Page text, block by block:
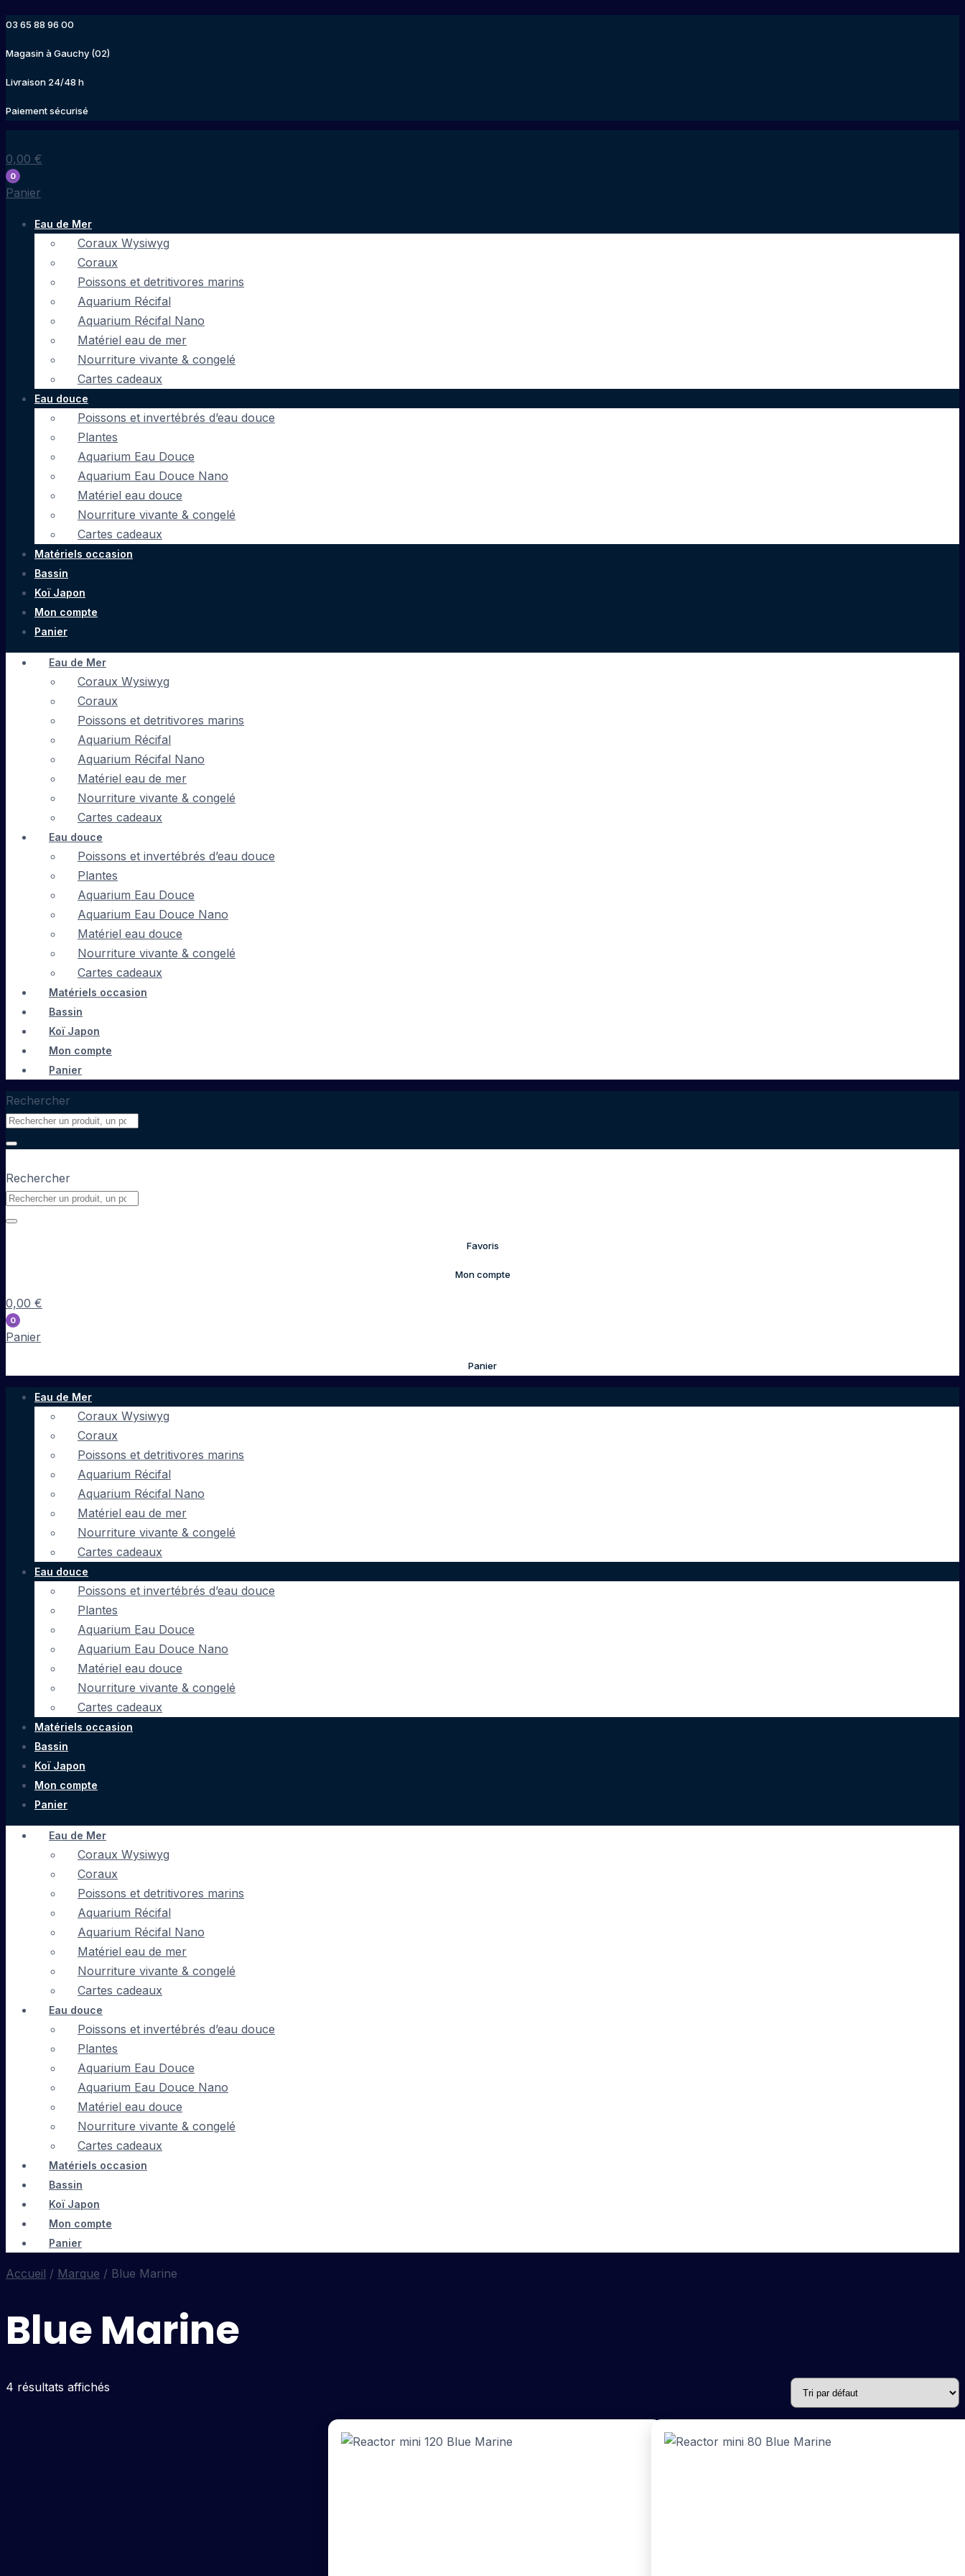
contenu
03 65 88 96 00
Magasin à Gauchy (02)
Livraison 24/48 h
Paiement sécurisé
0,00 €
0
Panier
Eau de Mer
Coraux Wysiwyg
Coraux
Poissons et detritivores marins
Aquarium Récifal
Aquarium Récifal Nano
Matériel eau de mer
Nourriture vivante & congelé
Cartes cadeaux
Eau douce
Poissons et invertébrés d’eau douce
Plantes
Aquarium Eau Douce
Aquarium Eau Douce Nano
Matériel eau douce
Nourriture vivante & congelé
Cartes cadeaux
Matériels occasion
Bassin
Koï Japon
Mon compte
Panier
Eau de Mer
Coraux Wysiwyg
Coraux
Poissons et detritivores marins
Aquarium Récifal
Aquarium Récifal Nano
Matériel eau de mer
Nourriture vivante & congelé
Cartes cadeaux
Eau douce
Poissons et invertébrés d’eau douce
Plantes
Aquarium Eau Douce
Aquarium Eau Douce Nano
Matériel eau douce
Nourriture vivante & congelé
Cartes cadeaux
Matériels occasion
Bassin
Koï Japon
Mon compte
Panier
Rechercher
Rechercher
Favoris
Mon compte
0,00 €
0
Panier
Panier
Eau de Mer
Coraux Wysiwyg
Coraux
Poissons et detritivores marins
Aquarium Récifal
Aquarium Récifal Nano
Matériel eau de mer
Nourriture vivante & congelé
Cartes cadeaux
Eau douce
Poissons et invertébrés d’eau douce
Plantes
Aquarium Eau Douce
Aquarium Eau Douce Nano
Matériel eau douce
Nourriture vivante & congelé
Cartes cadeaux
Matériels occasion
Bassin
Koï Japon
Mon compte
Panier
Eau de Mer
Coraux Wysiwyg
Coraux
Poissons et detritivores marins
Aquarium Récifal
Aquarium Récifal Nano
Matériel eau de mer
Nourriture vivante & congelé
Cartes cadeaux
Eau douce
Poissons et invertébrés d’eau douce
Plantes
Aquarium Eau Douce
Aquarium Eau Douce Nano
Matériel eau douce
Nourriture vivante & congelé
Cartes cadeaux
Matériels occasion
Bassin
Koï Japon
Mon compte
Panier
Accueil / Marque / Blue Marine
Blue Marine
4 résultats affichés